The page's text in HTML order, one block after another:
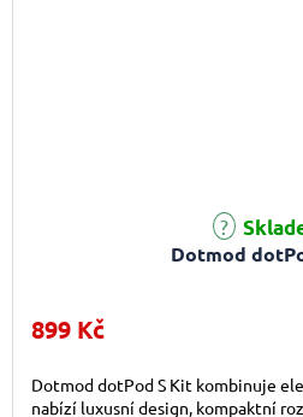
Dotmod
Průměrné hodnocení produktu je
899 Kč
Dotmod dotPod S Kit kombinuje
nabízí luxusní design, kompaktní